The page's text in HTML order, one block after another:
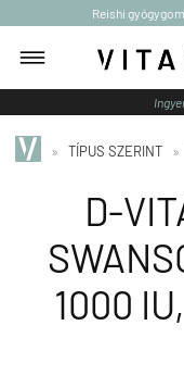
Reishi
» TÍPUS SZERINT »
D-
1000